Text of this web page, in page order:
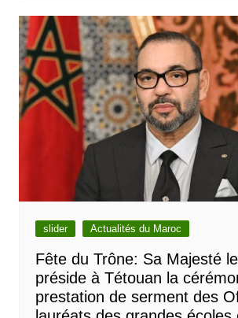
slider Actualités du Maroc
Fête du Trône: Sa Majesté
préside à Tétouan la
prestation de serment des